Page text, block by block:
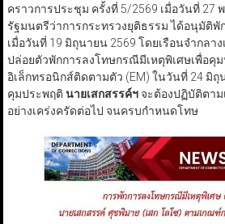
คราวการประชุม ครั้งที่ 5/2569 เมื่อวันที่ 27
รัฐมนตรีว่าการกระทรวงยุติธรรม ได้อนุมัติ
เมื่อวันที่ 19 มิถุนายน 2569 โดยเรือนจำกลา
ปล่อยตัวพักการลงโทษกรณีมีเหตุพิเศษเพื่อคุ
อิเล็กทรอนิกส์ติดตามตัว (EM) ในวันที่ 24 มิถุ
คุมประพฤติ นายเสกสรรค์ฯจะต้องปฏิบัติตาม
อย่างเคร่งครัดต่อไป จนครบกำหนดโทษ